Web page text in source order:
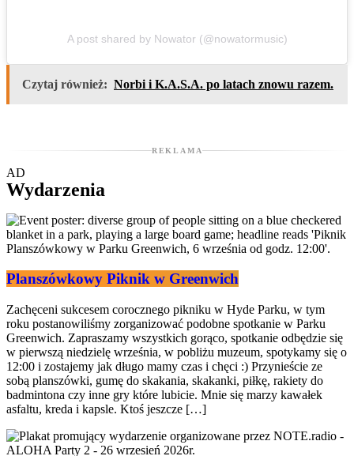
A post shared by Nowator (@nowatormusic)
Czytaj również: Norbi i K.A.S.A. po latach znowu razem.
REKLAMA
AD
Wydarzenia
Planszówkowy Piknik w Greenwich
Zachęceni sukcesem corocznego pikniku w Hyde Parku, w tym
roku postanowiliśmy zorganizować podobne spotkanie w Parku
Greenwich. Zapraszamy wszystkich gorąco, spotkanie odbędzie się
w pierwszą niedzielę września, w pobliżu muzeum, spotykamy się o
12:00 i zostajemy jak długo mamy czas i chęci :) Przynieście ze
sobą planszówki, gumę do skakania, skakanki, piłkę, rakiety do
badmintona czy inne gry które lubicie. Mnie się marzy kawałek
asfaltu, kreda i kapsle. Ktoś jeszcze […]